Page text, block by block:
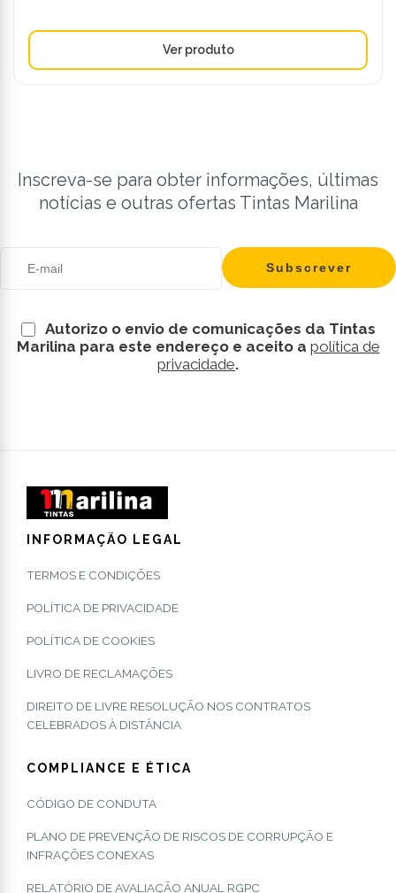
Inscreva-se para obter informações, últimas
notícias e outras ofertas Tintas Marilina
Autorizo o envio de comunicações da Tintas
Marilina para este endereço e aceito a política de
privacidade.
INFORMAÇÃO LEGAL
TERMOS E CONDIÇÕES
POLÍTICA DE PRIVACIDADE
POLÍTICA DE COOKIES
LIVRO DE RECLAMAÇÕES
DIREITO DE LIVRE RESOLUÇÃO NOS CONTRATOS
CELEBRADOS À DISTÂNCIA
COMPLIANCE E ÉTICA
CÓDIGO DE CONDUTA
PLANO DE PREVENÇÃO DE RISCOS DE CORRUPÇÃO E
INFRAÇÕES CONEXAS
RELATÓRIO DE AVALIAÇÃO ANUAL RGPC